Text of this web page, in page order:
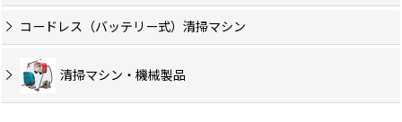
コードレス（バッテリー式）清掃マシン
清掃マシン・機械製品